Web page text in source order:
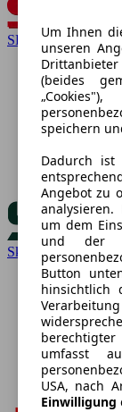
SEAT
Skoda
Um Ihnen
unseren
(beides
speichern
Dadurch ist
Angebot zu
um dem
und der
Button
hinsichtlich
umfasst
USA, nach
Einwilligung